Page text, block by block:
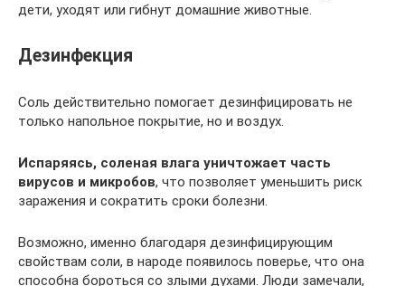
дети, уходят или гибнут домашние животные.
Дезинфекция
Соль действительно помогает дезинфицировать не
только напольное покрытие, но и воздух.
Испаряясь, соленая влага уничтожает часть
вирусов и микробов, что позволяет уменьшить риск
заражения и сократить сроки болезни.
Возможно, именно благодаря дезинфицирующим
свойствам соли, в народе появилось поверье, что она
способна бороться со злыми духами. Люди замечали,